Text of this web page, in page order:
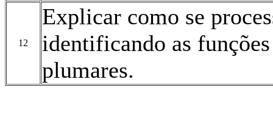
12
Explicar como se
identificando as
plumares.